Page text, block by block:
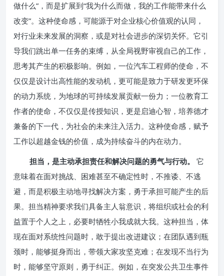
做什么”，而是扩展到“我为什么而做，我的工作能带来什么
改变”。这种使命感，可能源于对企业核心价值观的认同，
对行业未来发展的洞察，或是对社会进步的深切关怀。它引
导我们跳出单一任务的束缚，从全局视野审视自己的工作，
思考其产生的积极影响。例如，一位汽车工程师的使命，不
仅仅是设计出高性能的发动机，更可能是致力于研发更环保
的动力系统，为地球的可持续发展贡献一份力；一位教育工
作者的使命，不仅仅是传授知识，更是启迪心智，培养德才
兼备的下一代，为社会的未来注入活力。这种使命感，赋予
工作以超越金钱的价值，成为持续奋斗的内在动力。
担当，是主动承担责任和解决问题的勇气与行动。
它
意味着在面对挑战、困难甚至不确定性时，不推诿、不逃
避，而是积极主动地寻找解决方案，勇于承担可能产生的后
果。担当精神要求我们具备主人翁意识，将组织或社会的利
益置于个人之上，必要时牺牲小我成就大我。这种担当，体
现在面对系统性问题时，敢于提出改进建议；在团队遇到瓶
颈时，能够挺身而出，带领大家攻坚克难；在发现不当行为
时，能够坚守原则，勇于纠正。例如，在突发公共卫生事件